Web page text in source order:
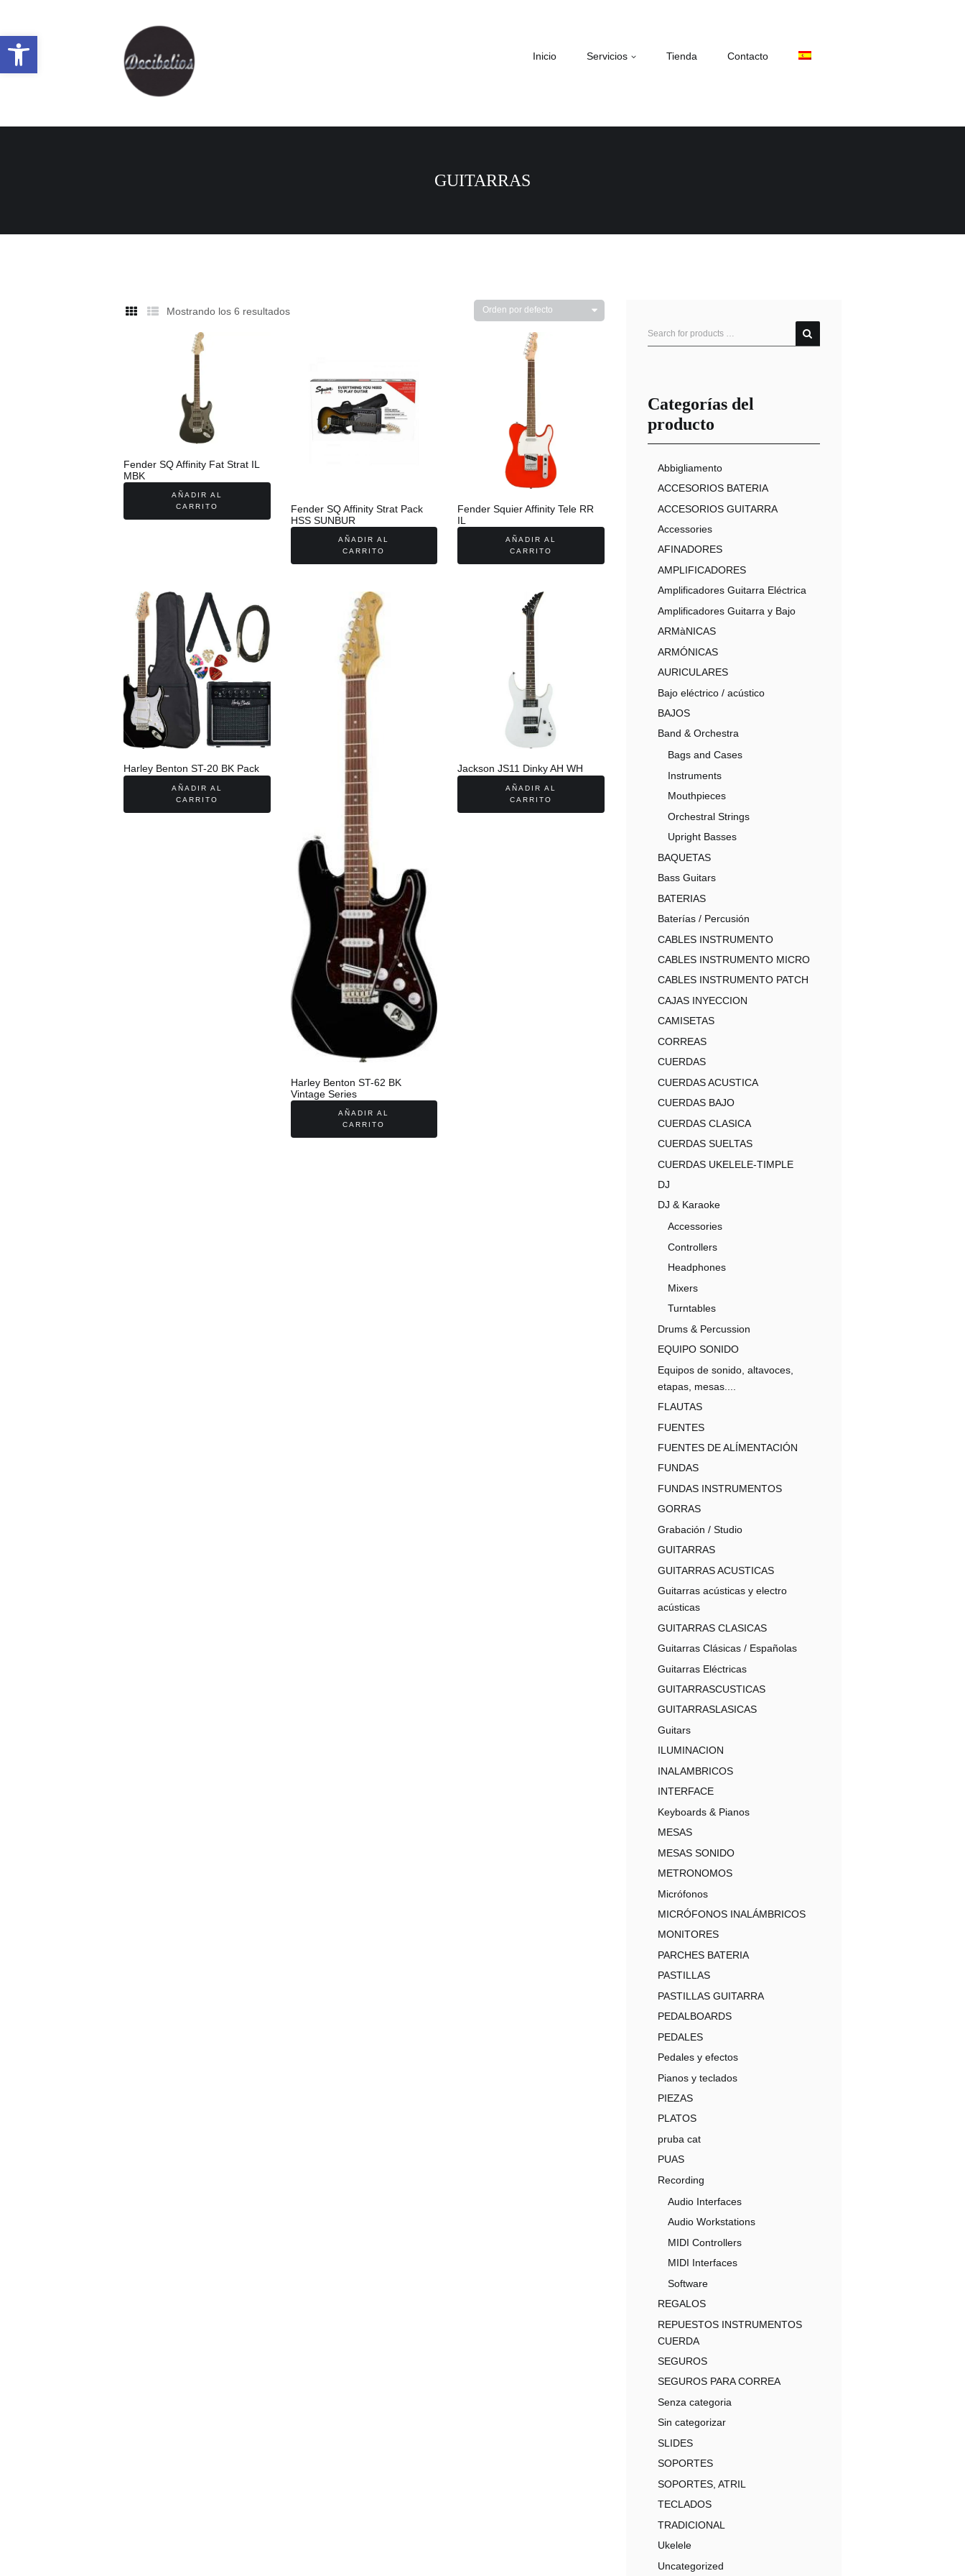
Inicio Servicios Tienda Contacto
GUITARRAS
Mostrando los 6 resultados
Fender SQ Affinity Fat Strat IL
MBK
AÑADIR AL
CARRITO
Fender SQ Affinity Strat Pack
HSS SUNBUR
AÑADIR AL
CARRITO
Fender Squier Affinity Tele RR
IL
AÑADIR AL
CARRITO
Harley Benton ST-20 BK Pack
AÑADIR AL
CARRITO
Harley Benton ST-62 BK
Vintage Series
AÑADIR AL
CARRITO
Jackson JS11 Dinky AH WH
AÑADIR AL
CARRITO
Categorías del
producto
Abbigliamento
ACCESORIOS BATERIA
ACCESORIOS GUITARRA
Accessories
AFINADORES
AMPLIFICADORES
Amplificadores Guitarra Eléctrica
Amplificadores Guitarra y Bajo
ARMàNICAS
ARMÓNICAS
AURICULARES
Bajo eléctrico / acústico
BAJOS
Band & Orchestra
Bags and Cases
Instruments
Mouthpieces
Orchestral Strings
Upright Basses
BAQUETAS
Bass Guitars
BATERIAS
Baterías / Percusión
CABLES INSTRUMENTO
CABLES INSTRUMENTO MICRO
CABLES INSTRUMENTO PATCH
CAJAS INYECCION
CAMISETAS
CORREAS
CUERDAS
CUERDAS ACUSTICA
CUERDAS BAJO
CUERDAS CLASICA
CUERDAS SUELTAS
CUERDAS UKELELE-TIMPLE
DJ
DJ & Karaoke
Accessories
Controllers
Headphones
Mixers
Turntables
Drums & Percussion
EQUIPO SONIDO
Equipos de sonido, altavoces,
etapas, mesas....
FLAUTAS
FUENTES
FUENTES DE ALÍMENTACIÓN
FUNDAS
FUNDAS INSTRUMENTOS
GORRAS
Grabación / Studio
GUITARRAS
GUITARRAS ACUSTICAS
Guitarras acústicas y electro
acústicas
GUITARRAS CLASICAS
Guitarras Clásicas / Españolas
Guitarras Eléctricas
GUITARRASCUSTICAS
GUITARRASLASICAS
Guitars
ILUMINACION
INALAMBRICOS
INTERFACE
Keyboards & Pianos
MESAS
MESAS SONIDO
METRONOMOS
Micrófonos
MICRÓFONOS INALÁMBRICOS
MONITORES
PARCHES BATERIA
PASTILLAS
PASTILLAS GUITARRA
PEDALBOARDS
PEDALES
Pedales y efectos
Pianos y teclados
PIEZAS
PLATOS
pruba cat
PUAS
Recording
Audio Interfaces
Audio Workstations
MIDI Controllers
MIDI Interfaces
Software
REGALOS
REPUESTOS INSTRUMENTOS
CUERDA
SEGUROS
SEGUROS PARA CORREA
Senza categoria
Sin categorizar
SLIDES
SOPORTES
SOPORTES, ATRIL
TECLADOS
TRADICIONAL
Ukelele
Uncategorized
Abrir barra de herramientas